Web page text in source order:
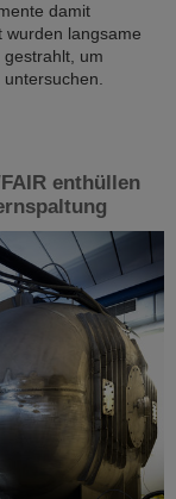
damit
wurden langsame
um
enthüllen